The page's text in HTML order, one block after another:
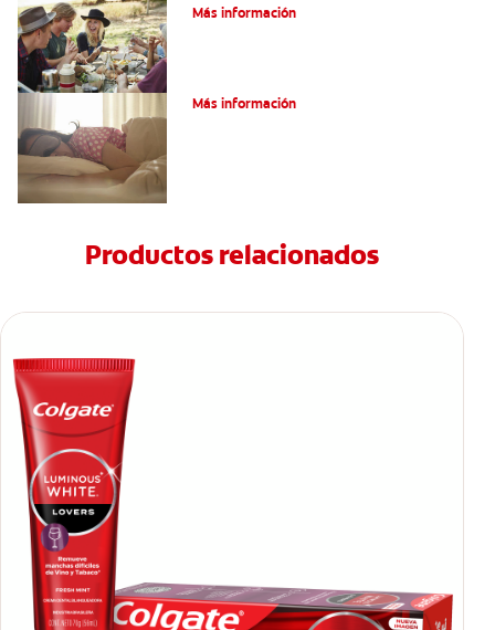
Más información
Más información
Productos relacionados